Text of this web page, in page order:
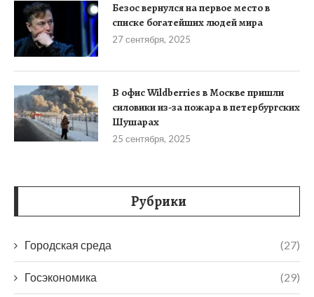
Безос вернулся на первое место в
списке богатейших людей мира
27 сентября, 2025
В офис Wildberries в Москве пришли
силовики из-за пожара в петербургских
Шушарах
25 сентября, 2025
Рубрики
Городская среда (27)
Госэкономика (29)